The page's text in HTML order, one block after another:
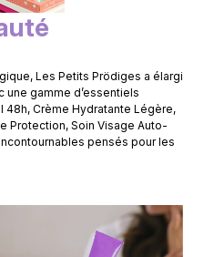
Les Petits Prödiges a élargi
gamme d’essentiels
Crème Hydratante Légère,
Protection, Soin Visage Auto-
pensés pour les